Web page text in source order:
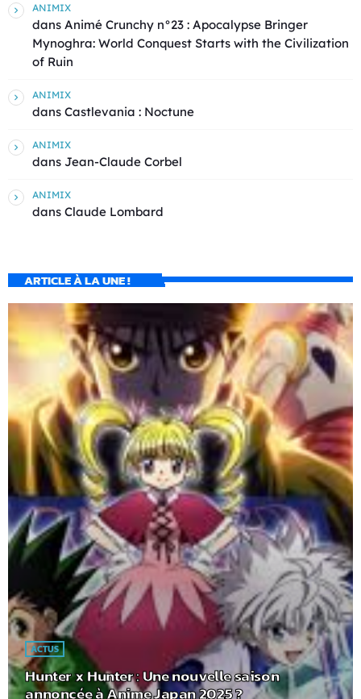
ANIMIX
dans Animé Crunchy n°23 : Apocalypse Bringer
Mynoghra: World Conquest Starts with the Civilization
of Ruin
ANIMIX
dans Castlevania : Noctune
ANIMIX
dans Jean-Claude Corbel
ANIMIX
dans Claude Lombard
ARTICLE À LA UNE !
ACTUS
Hunter x Hunter : Une nouvelle saison
annoncée à Anime Japan 2025 ?